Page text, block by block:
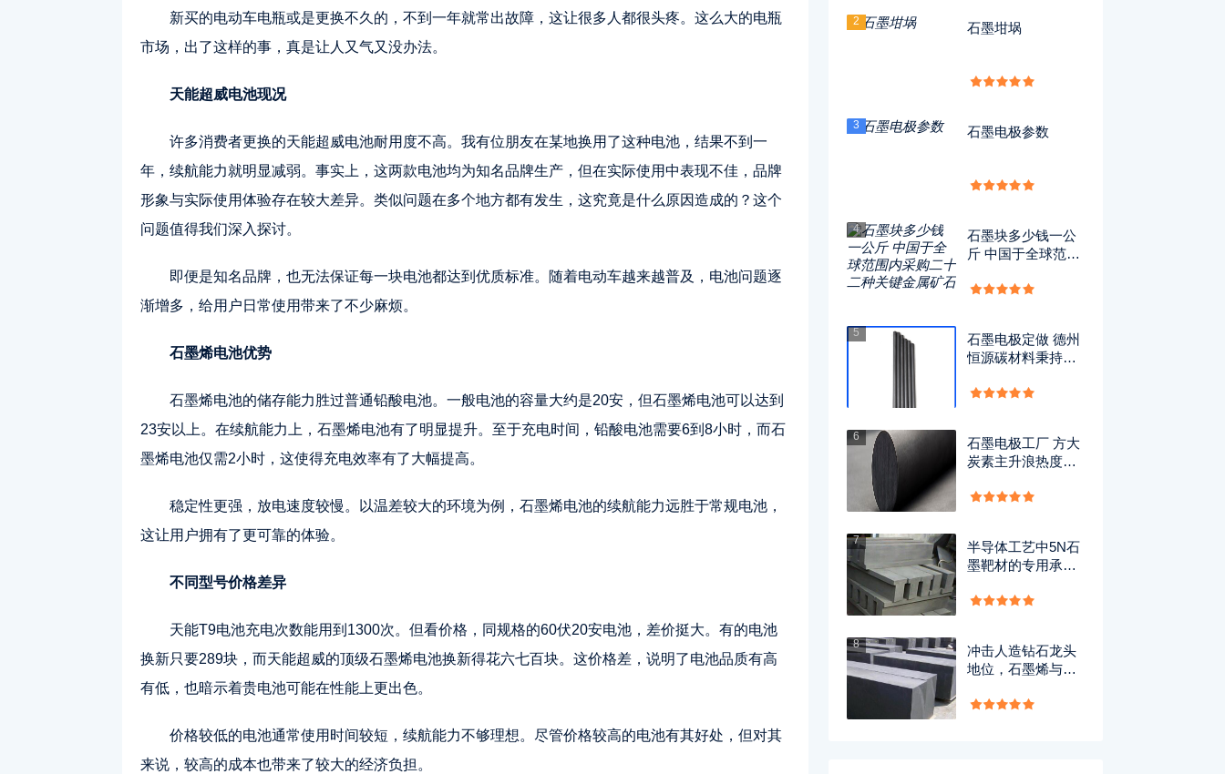
新买的电动车电瓶或是更换不久的，不到一年就常出故障，这让很多人都很头疼。这么大的电瓶
市场，出了这样的事，真是让人又气又没办法。
天能超威电池现况
许多消费者更换的天能超威电池耐用度不高。我有位朋友在某地换用了这种电池，结果不到一
年，续航能力就明显减弱。事实上，这两款电池均为知名品牌生产，但在实际使用中表现不佳，品牌
形象与实际使用体验存在较大差异。类似问题在多个地方都有发生，这究竟是什么原因造成的？这个
问题值得我们深入探讨。
即便是知名品牌，也无法保证每一块电池都达到优质标准。随着电动车越来越普及，电池问题逐
渐增多，给用户日常使用带来了不少麻烦。
石墨烯电池优势
石墨烯电池的储存能力胜过普通铅酸电池。一般电池的容量大约是20安，但石墨烯电池可以达到
23安以上。在续航能力上，石墨烯电池有了明显提升。至于充电时间，铅酸电池需要6到8小时，而石
墨烯电池仅需2小时，这使得充电效率有了大幅提高。
稳定性更强，放电速度较慢。以温差较大的环境为例，石墨烯电池的续航能力远胜于常规电池，
这让用户拥有了更可靠的体验。
不同型号价格差异
天能T9电池充电次数能用到1300次。但看价格，同规格的60伏20安电池，差价挺大。有的电池
换新只要289块，而天能超威的顶级石墨烯电池换新得花六七百块。这价格差，说明了电池品质有高
有低，也暗示着贵电池可能在性能上更出色。
价格较低的电池通常使用时间较短，续航能力不够理想。尽管价格较高的电池有其好处，但对其
来说，较高的成本也带来了较大的经济负担。
2 石墨坩埚
3 石墨电极参数
4
石墨块多少钱一公
斤 中国于全球范围
键金属矿石
5
石墨电极定做 德州
恒源碳材料秉持理
绿色低碳转型新征
6
石墨电极工厂 方大
炭素主升浪热度渐
位’性质别
7
半导体工艺中5N石
墨靶材的专用承载
8
冲击人造钻石龙头
地位，石墨烯与光
力数亿资金抢筹